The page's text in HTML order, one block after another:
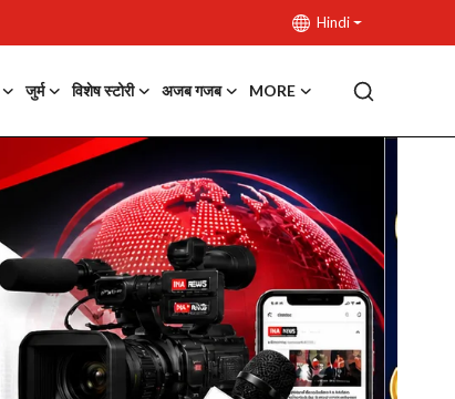
Hindi
जुर्म विशेष स्टोरी अजब गजब MORE